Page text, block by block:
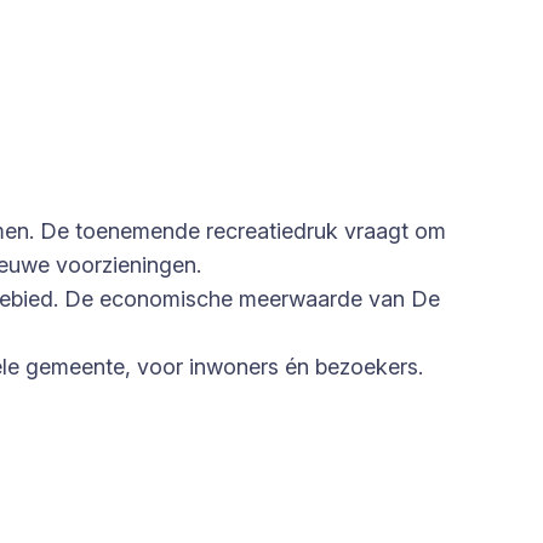
De toenemende recreatiedruk vraagt om
voorzieningen.
De economische meerwaarde van De
gemeente, voor inwoners én bezoekers.